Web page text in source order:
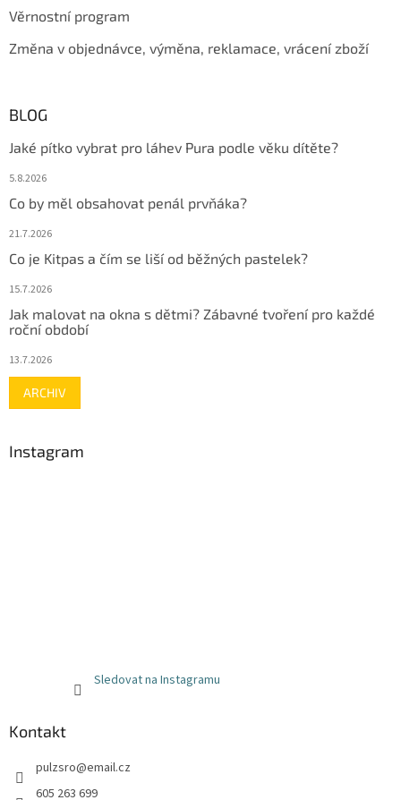
Věrnostní program
Změna v objednávce, výměna, reklamace, vrácení zboží
BLOG
Jaké pítko vybrat pro láhev Pura podle věku dítěte?
5.8.2026
Co by měl obsahovat penál prvňáka?
21.7.2026
Co je Kitpas a čím se liší od běžných pastelek?
15.7.2026
Jak malovat na okna s dětmi? Zábavné tvoření pro každé
roční období
13.7.2026
ARCHIV
Instagram
Sledovat na Instagramu
Kontakt
pulzsro@email.cz
605 263 699